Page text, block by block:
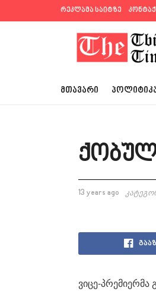
რეკლამა საიტზე
ᲛᲗᲐᲕᲐᲠᲘ
13 years ago
ვიცე-